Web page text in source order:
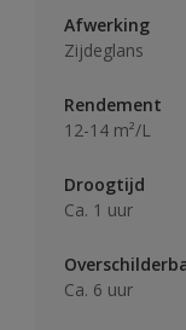
Afwerking
Zijdeglans
Rendement
12-14 m²/L
Droogtijd
Ca. 1 uur
Ca. 6 uur